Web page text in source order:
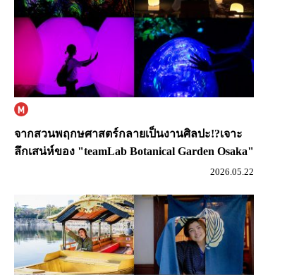
จากสวนพฤกษศาสตร์กลายเป็นงานศิลปะ!?เจาะ
ลึกเสน่ห์ของ "teamLab Botanical Garden Osaka"
2026.05.22